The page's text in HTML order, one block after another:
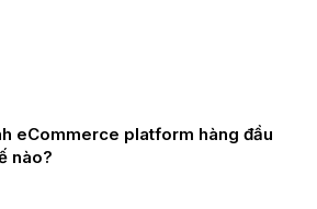
eCommerce platform hàng đầu
nào?